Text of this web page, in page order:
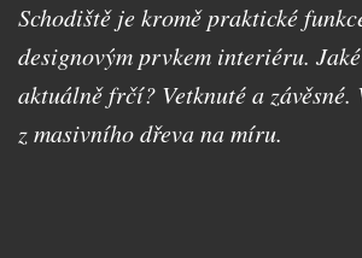
LUXUSNÍ DŘEVĚNÉ DVEŘE
NÁBYTEK Z MASIVU
DŘEVĚNÉ OBLOŽENÍ
BLOG
KONTAKT
Schodiště je kromě praktické
designovým prvkem interiéru.
aktuálně frčí? Vetknuté a závěsné.
z masivního dřeva na míru.